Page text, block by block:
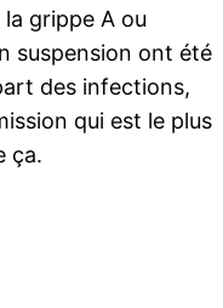
grippe A ou
suspension ont été
des infections,
qui est le plus
ça.